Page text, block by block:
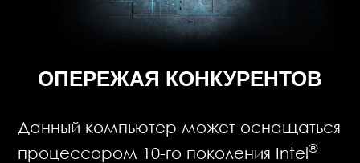
ОПЕРЕЖАЯ КОНКУРЕНТОВ
Данный компьютер может оснащаться
процессором 10-го поколения Intel®